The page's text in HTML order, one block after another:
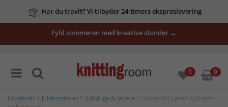
Har du travlt? Vi tilbyder 24-timers ekspreslevering
Fyld sommeren med kreative stunder →
0 0
Broderier Julebroderier Juleduge & løbere > Broderikit Løber Kyllinger